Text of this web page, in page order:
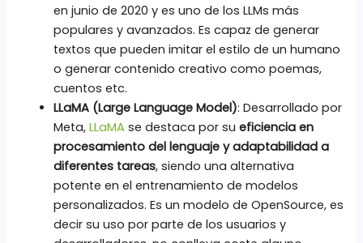
en junio de 2020 y es uno de los LLMs más
populares y avanzados. Es capaz de generar
textos que pueden imitar el estilo de un humano
o generar contenido creativo como poemas,
cuentos etc.
LLaMA (Large Language Model): Desarrollado por
Meta,LLaMA se destaca por sueficiencia en
procesamiento del lenguaje y adaptabilidad a
diferentes tareas, siendo una alternativa
potente en el entrenamiento de modelos
personalizados. Es un modelo de OpenSource, es
decir su uso por parte de los usuarios y